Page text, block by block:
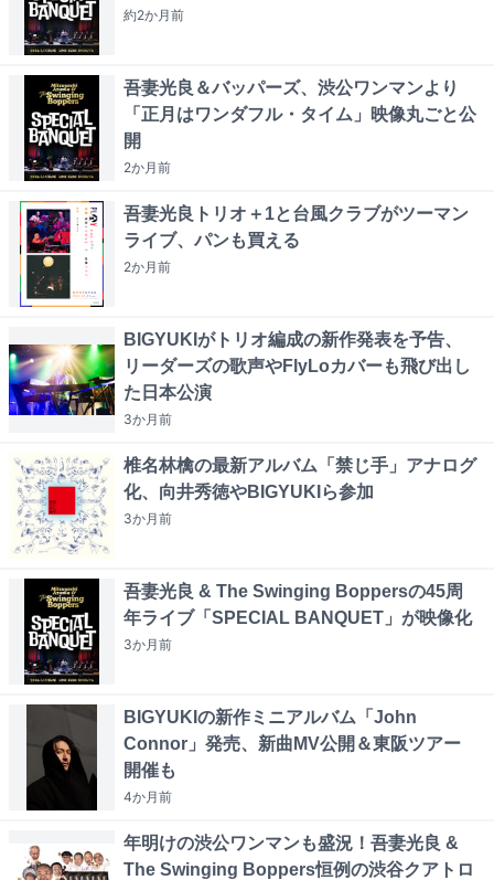
約2か月前
吾妻光良＆バッパーズ、渋公ワンマンより
「正月はワンダフル・タイム」映像丸ごと公
開
2か月前
吾妻光良トリオ＋1と台風クラブがツーマン
ライブ、パンも買える
2か月前
BIGYUKIがトリオ編成の新作発表を予告、
リーダーズの歌声やFlyLoカバーも飛び出し
た日本公演
3か月前
椎名林檎の最新アルバム「禁じ手」アナログ
化、向井秀徳やBIGYUKIら参加
3か月前
吾妻光良 & The Swinging Boppersの45周
年ライブ「SPECIAL BANQUET」が映像化
3か月前
BIGYUKIの新作ミニアルバム「John
Connor」発売、新曲MV公開＆東阪ツアー
開催も
4か月前
年明けの渋公ワンマンも盛況！吾妻光良 &
The Swinging Boppers恒例の渋谷クアトロ